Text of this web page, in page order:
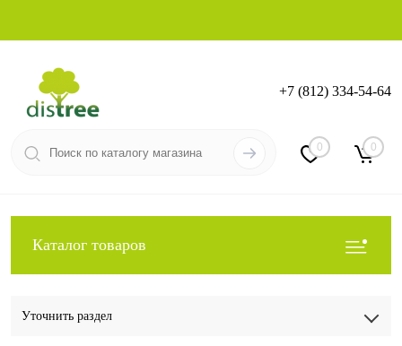
Вход Регистрация
+7 (812) 334-54-64
0 0
Каталог товаров
Уточнить раздел